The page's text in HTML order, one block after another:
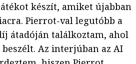
készít, amiket újabban
Pierrot-val legutóbb a
átadóján találkoztam, ahol
Az interjúban az AI